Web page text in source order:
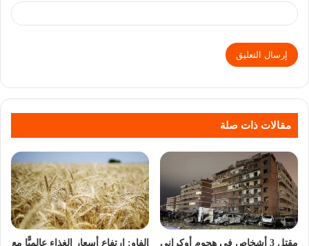
مقالات ذات صلة
مقتل 3 أشخاص في هجوم أوكراني
الفاو: ارتفاع أسعار الغذاء عالميًّا مع